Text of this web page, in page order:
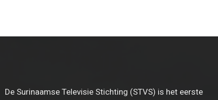
De Surinaamse Televisie Stichting (STVS) is het eerste